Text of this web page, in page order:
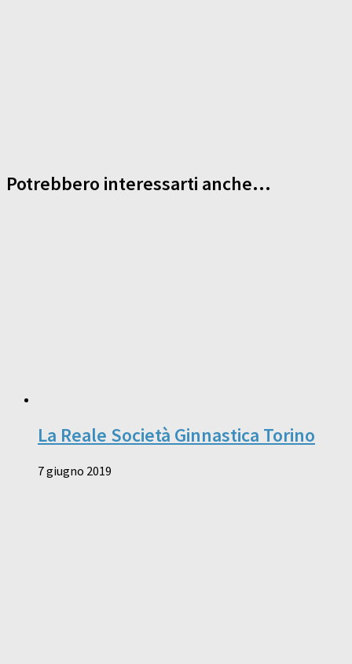
Potrebbero interessarti anche...
La Reale Società Ginnastica Torino
7 giugno 2019